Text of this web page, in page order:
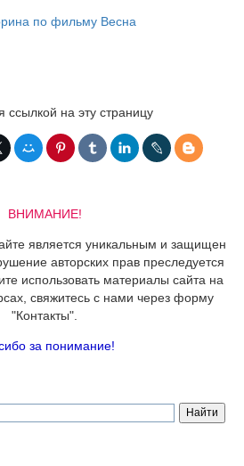
ссылкой на эту страницу
ВНИМАНИЕ!
является уникальным и защищен
авторских прав преследуется
использовать материалы сайта на
свяжитесь с нами через форму
"Контакты".
за понимание!